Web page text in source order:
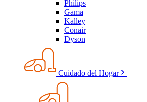
Philips
Gama
Kalley
Conair
Dyson
Cuidado del Hogar